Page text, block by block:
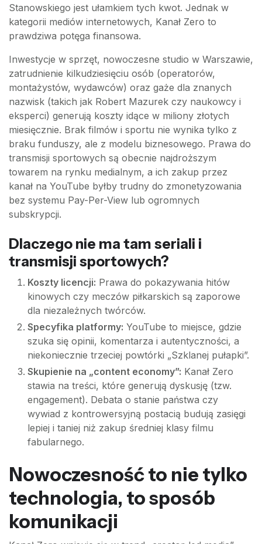
Stanowskiego jest ułamkiem tych kwot. Jednak w
kategorii mediów internetowych, Kanał Zero to
prawdziwa potęga finansowa.
Inwestycje w sprzęt, nowoczesne studio w Warszawie,
zatrudnienie kilkudziesięciu osób (operatorów,
montażystów, wydawców) oraz gaże dla znanych
nazwisk (takich jak Robert Mazurek czy naukowcy i
eksperci) generują koszty idące w miliony złotych
miesięcznie. Brak filmów i sportu nie wynika tylko z
braku funduszy, ale z modelu biznesowego. Prawa do
transmisji sportowych są obecnie najdroższym
towarem na rynku medialnym, a ich zakup przez
kanał na YouTube byłby trudny do zmonetyzowania
bez systemu Pay-Per-View lub ogromnych
subskrypcji.
Dlaczego nie ma tam seriali i
transmisji sportowych?
Koszty licencji: Prawa do pokazywania hitów
kinowych czy meczów piłkarskich są zaporowe
dla niezależnych twórców.
Specyfika platformy: YouTube to miejsce, gdzie
szuka się opinii, komentarza i autentyczności, a
niekoniecznie trzeciej powtórki „Szklanej pułapki”.
Skupienie na „content economy”: Kanał Zero
stawia na treści, które generują dyskusję (tzw.
engagement). Debata o stanie państwa czy
wywiad z kontrowersyjną postacią budują zasięgi
lepiej i taniej niż zakup średniej klasy filmu
fabularnego.
Nowoczesność to nie tylko
technologia, to sposób
komunikacji